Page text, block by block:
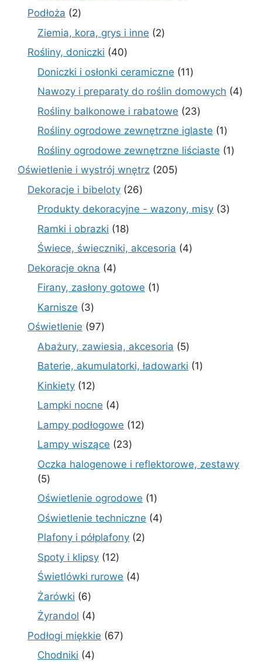
Podłoża 22
Ziemia, kora, grys i inne 22
Rośliny, doniczki 4040
produktów
Doniczki i osłonki ceramiczne 1111
produktów
Nawozy i preparaty do roślin domowych 44
Rośliny balkonowe i rabatowe 2323
produkty
Rośliny ogrodowe zewnętrzne iglaste 11
produkt
Rośliny ogrodowe zewnętrzne liściaste 11
Oświetlenie i wystrój wnętrz 205205
Dekoracje i bibeloty 2626
Produkty dekoracyjne - wazony, misy 33
Ramki i obrazki 1818
produktów
Świece, świeczniki, akcesoria 44
Dekoracje okna 44
produkty
Firany, zasłony gotowe 11
Karnisze 33
produkty
Oświetlenie 9797
produktów
Abażury, zawiesia, akcesoria 55
produktów
Baterie, akumulatorki, ładowarki 11
Kinkiety 1212
produktów
Lampki nocne 44
produkty
Lampy podłogowe 1212
Lampy wiszące 2323
produkty
Oczka halogenowe i reflektorowe, zestawy
55
produktów
Oświetlenie ogrodowe 11
produkt
Oświetlenie techniczne 44
Plafony i półplafony 22
Spoty i klipsy 1212
produktów
Świetlówki rurowe 44
Żarówki 66
produktów
Żyrandol 44
produkty
Podłogi miękkie 6767
Chodniki 44